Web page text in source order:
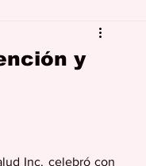
y
Inc. celebró con